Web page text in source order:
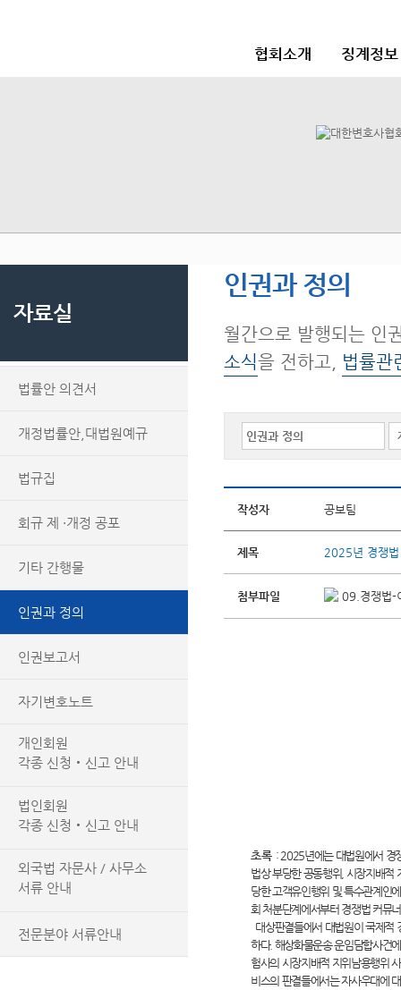
협회소개 징계정
자료실
법률안 의견서
개정법률안,대법원예규
법규집
회규 제 ·개정 공포
기타 간행물
인권과 정의
인권보고서
자기변호노트
개인회원
각종 신청‧신고 안내
법인회원
각종 신청‧신고 안내
외국법 자문사 / 사무소
서류 안내
전문분야 서류안내
인권과 정의
월간으로 발행되는 인
소식을 전하고, 법률관
작성자 공보팀
제목 2025년 경쟁법
첨부파일 09.경쟁법-
초록 : 2025년에는 대법원에서 경
법상 부당한 공동행위, 시장지배적
당한 고객유인행위 및 특수관계인
회 처분단계에서부터 경쟁법 커뮤
대상판결들에서 대법원이 국제적
하다. 해상화물운송 운임담합사건
험사의 시장지배적 지위남용행위
비스의 판결들에서는 자사우대에